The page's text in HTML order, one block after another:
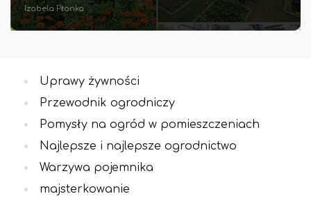
początkujący powinien!
Izabela Płonka
Uprawy żywności
Przewodnik ogrodniczy
Pomysły na ogród w pomieszczeniach
Najlepsze i najlepsze ogrodnictwo
Warzywa pojemnika
majsterkowanie